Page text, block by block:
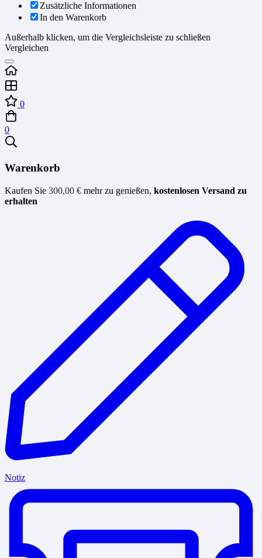
Zusätzliche Informationen
In den Warenkorb
Außerhalb klicken, um die Vergleichsleiste zu schließen
Vergleichen
0
0
Warenkorb
Kaufen Sie 300,00 € mehr zu genießen, kostenlosen Versand zu
erhalten
Notiz